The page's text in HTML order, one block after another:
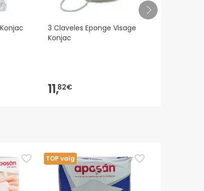
3 Claveles Eponge Visage
Konjac
11,82€
TOP valg